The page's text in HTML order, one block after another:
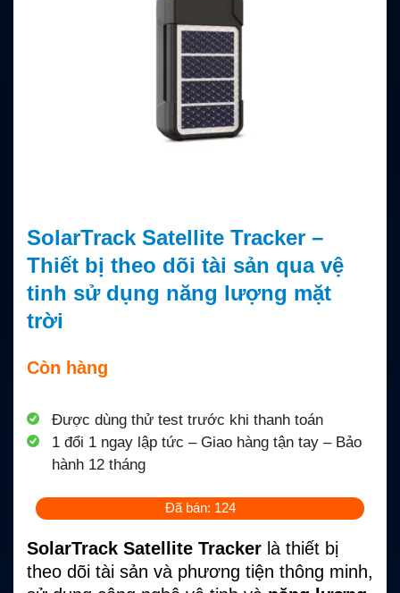
SolarTrack Satellite Tracker –
Thiết bị theo dõi tài sản qua vệ
tinh sử dụng năng lượng mặt
trời
Còn hàng
Được dùng thử test trước khi thanh toán
1 đổi 1 ngay lập tức – Giao hàng tận tay – Bảo
hành 12 tháng
Đã bán: 124
SolarTrack Satellite Tracker là thiết bị
theo dõi tài sản và phương tiện thông minh,